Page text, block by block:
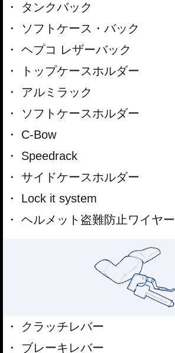
タンクバック
ソフトケース・バック
ヘプコ レザーバック
トップケースホルダー
アルミラック
ソフトケースホルダー
C-Bow
Speedrack
サイドケースホルダー
Lock it system
ヘルメット盗難防止ワイヤー
クラッチレバー
ブレーキレバー